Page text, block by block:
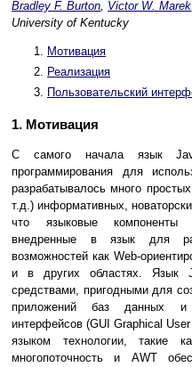
Bradley F. Burton, Victor W. Marek
University of Kentucky
Мотивация
Реализация
Пользовательский
1. Мотивация
С самого начала язык
программирования для
разрабатывалось много
т.д.) информативных,
что языковые компоненты
внедренные в язык для
возможностей как Web-
и в других областях. Язык
средствами, пригодными для
приложений баз данных и
интерфейсов (GUI Graphical
языком технологии, такие
многопоточность и AWT